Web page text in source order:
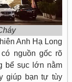
Anh Hạ Long
nguồn gốc rõ
bể sục lớn nằm
giúp bạn tự tùy